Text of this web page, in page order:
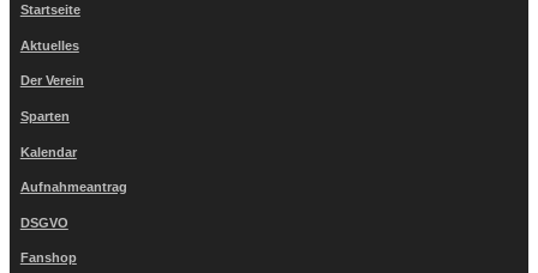
Startseite
Aktuelles
Der Verein
Sparten
Kalendar
Aufnahmeantrag
DSGVO
Fanshop